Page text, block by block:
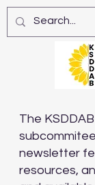
The
newsletter
resources,